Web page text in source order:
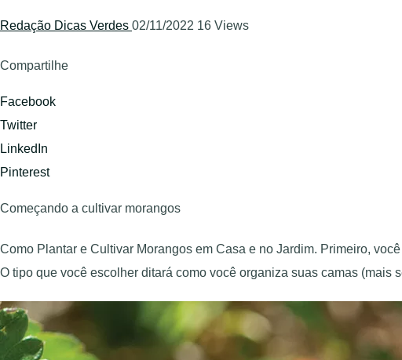
Redação Dicas Verdes 02/11/2022 16 Views
Compartilhe
Facebook
Twitter
LinkedIn
Pinterest
Começando a cultivar morangos
Como Plantar e Cultivar Morangos em Casa e no Jardim. Primeiro,
O tipo que você escolher ditará como você organiza suas camas (mais